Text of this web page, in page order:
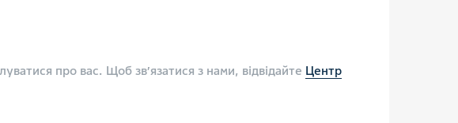
про вас. Щоб зв’язатися з нами, відвідайте Центр